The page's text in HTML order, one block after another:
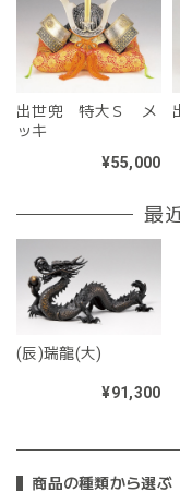
商品の種類から選ぶ
出世兜 特大Ｓ メ
ッキ
¥55,000
最
(辰)瑞龍(大)
¥91,300